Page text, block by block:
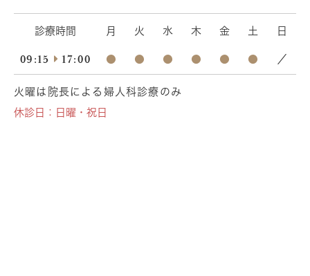
診療時間 月 火 水 木 金 土 日
09:15 17:00 ● ● ● ● ● ● ／
火曜は院長による婦人科診療のみ
休診日：日曜・祝日